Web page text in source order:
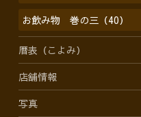
お飲み物 巻の三（40）
暦表（こよみ）
店舗情報
写真